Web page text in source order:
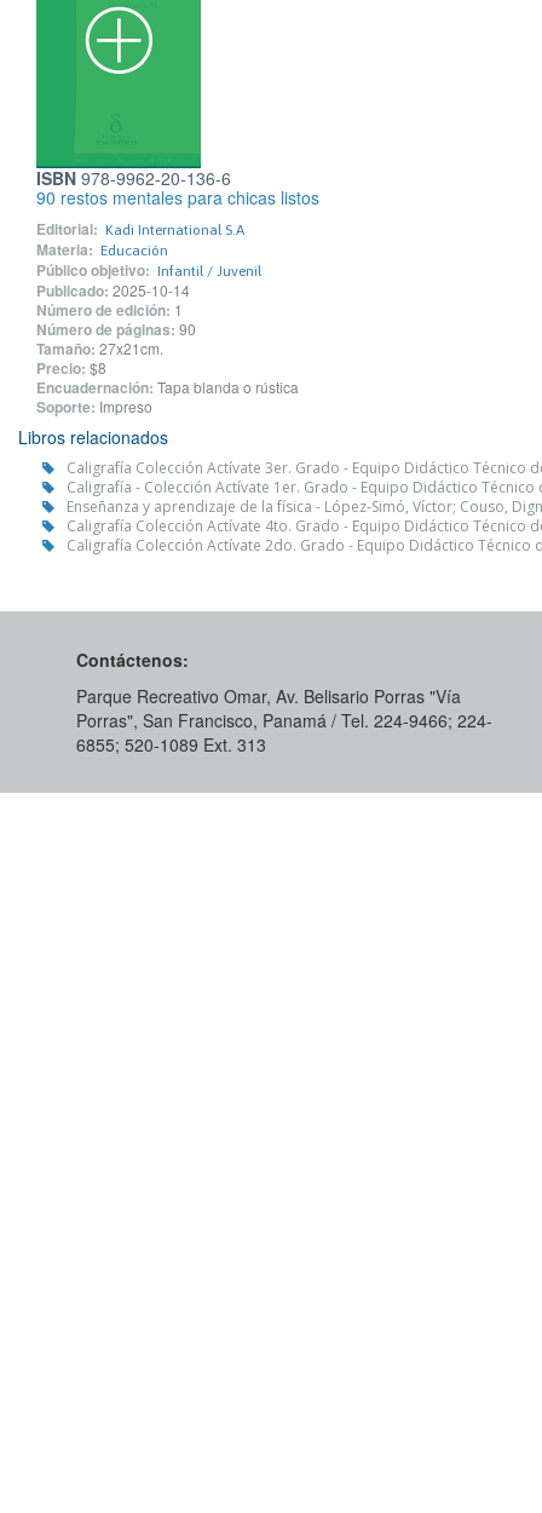
ISBN 978-9962-20-136-6
90 restos mentales para chicas listos
Editorial: Kadi International S.A
Materia: Educación
Público objetivo: Infantil / Juvenil
Publicado: 2025-10-14
Número de edición: 1
Número de páginas: 90
Tamaño: 27x21cm.
Precio: $8
Encuadernación: Tapa blanda o rústica
Soporte: Impreso
Libros relacionados
Caligrafía Colección Actívate 3er. Grado - Equipo Didáctico Técnico
Caligrafía - Colección Actívate 1er. Grado - Equipo Didáctico Técnico
Enseñanza y aprendizaje de la física - López-Simó, Víctor; Couso,
Caligrafía Colección Actívate 4to. Grado - Equipo Didáctico Técnico
Caligrafía Colección Actívate 2do. Grado - Equipo Didáctico Técnico
Contáctenos:
Parque Recreativo Omar, Av. Belisario Porras "Vía
Porras", San Francisco, Panamá / Tel. 224-9466; 224-
6855; 520-1089​ Ext. 313